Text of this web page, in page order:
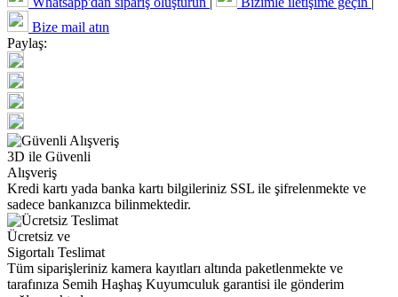
Bize mail atın
Paylaş:
3D ile Güvenli
Alışveriş
Kredi kartı yada banka kartı bilgileriniz SSL ile şifrelenmekte ve
sadece bankanızca bilinmektedir.
Ücretsiz ve
Sigortalı Teslimat
Tüm siparişleriniz kamera kayıtları altında paketlenmekte ve
tarafınıza Semih Haşhaş Kuyumculuk garantisi ile gönderim